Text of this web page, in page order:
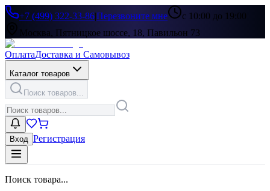
+7 (499) 322-33-86|Перезвоните мне
с 10:00 до 19:00
Москва, Пятницкое шоссе, 18, Павильон 73
ОплатаДоставка и Самовывоз
Каталог товаров
Поиск товаров...
Вход Регистрация
Поиск товара...